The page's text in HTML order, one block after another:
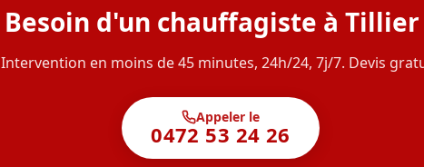
Besoin d'un chauffagiste à Tillier
Intervention en moins de 45 minutes, 24h/24, 7j/7. Devis
Appeler le
0472 53 24 26